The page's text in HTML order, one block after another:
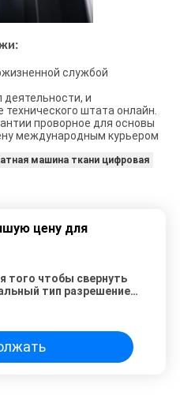
службой
и
штата онлайн.
проворное для основы
международным курьером
машина ткани цифровая
цену для
того чтобы свернуть
тип разрешение